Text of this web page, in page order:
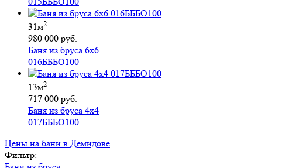
31м2
980 000 руб.
Баня из бруса 6х6
016БББО100
13м2
717 000 руб.
Баня из бруса 4х4
017БББО100
Цены на бани в Демидове
Фильтр: